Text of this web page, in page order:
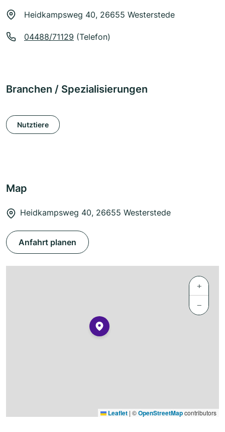
Heidkampsweg 40, 26655 Westerstede
04488/71129 (Telefon)
Branchen / Spezialisierungen
Nutztiere
Map
Heidkampsweg 40, 26655 Westerstede
Anfahrt planen
+
−
Leaflet | ©OpenStreetMapcontributors